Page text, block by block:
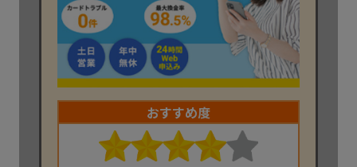
おすすめ度